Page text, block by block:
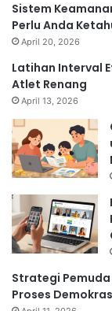
Sistem
Perlu Anda
April 20, 2026
Latihan Interval
Atlet Renang
April 13, 2026
Strategi
Proses